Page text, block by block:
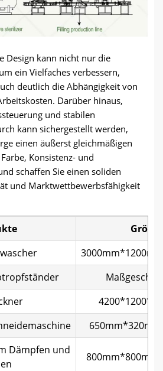
Design kann nicht nur die
ein Vielfaches verbessern,
deutlich die Abhängigkeit von
Darüber hinaus,
und stabilen
kann sichergestellt werden,
einen äußerst gleichmäßigen
Konsistenz- und
schaffen Sie einen soliden
und Marktwettbewerbsfähigkeit
Größe
Dämpfen und